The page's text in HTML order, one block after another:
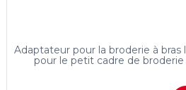
Adaptateur pour la broderie à bras
pour le petit cadre de broderie